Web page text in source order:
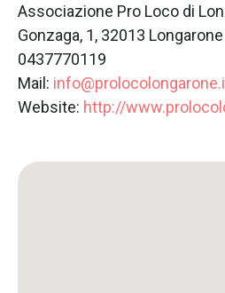
Associazione Pro Loco di
Gonzaga, 1, 32013
0437770119
Mail:
Website: http://